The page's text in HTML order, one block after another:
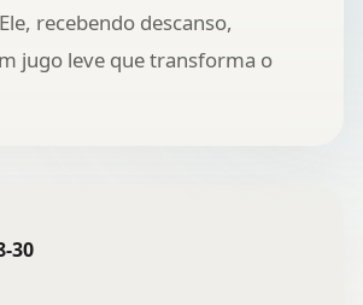
recebendo descanso,
jugo leve que transforma o
30